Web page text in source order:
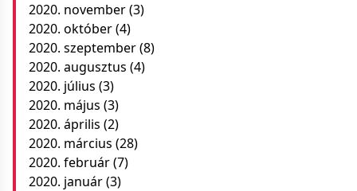
2020. november(3)
2020. október(4)
2020. szeptember(8)
2020. augusztus (4)
2020. július (3)
2020. május (3)
2020. április (2)
2020. március (28)
2020. február(7)
2020. január(3)